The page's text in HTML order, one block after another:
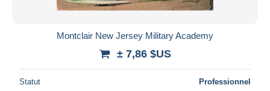
Montclair New Jersey Military Academy
± 7,86 $US
Statut Professionnel